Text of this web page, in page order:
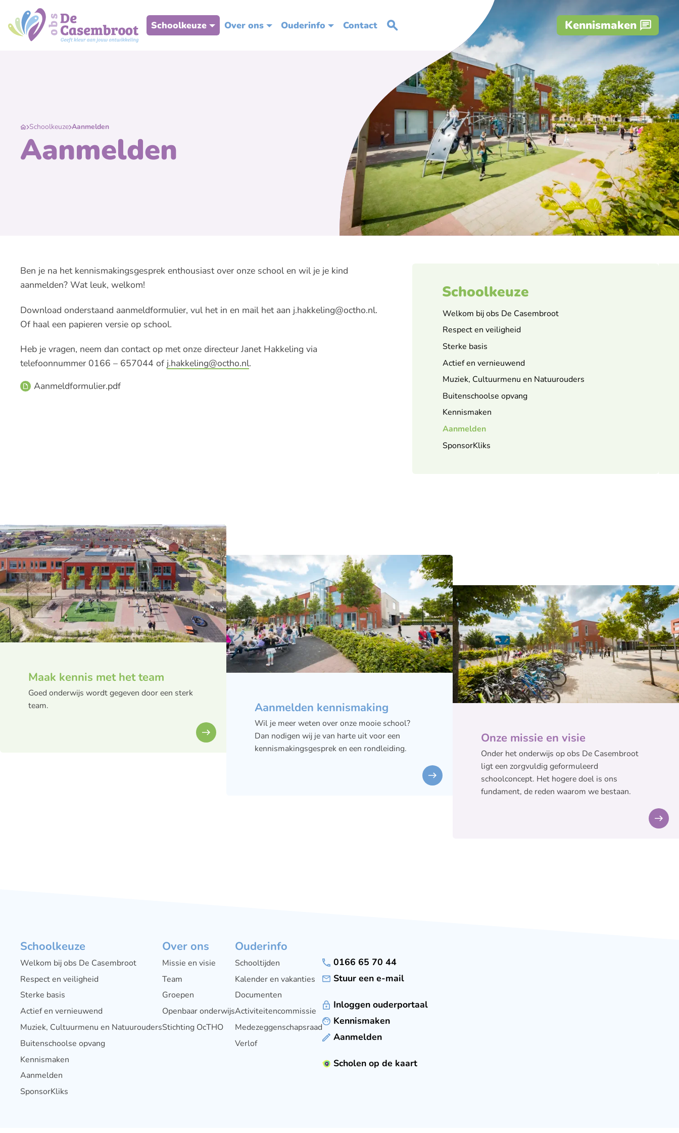
Schoolkeuze Over ons Ouderinfo Contact Kennismaken
Schoolkeuze Aanmelden
Aanmelden
Ben je na het kennismakingsgesprek enthousiast over onze school en wil je je kind
aanmelden? Wat leuk, welkom!
Download onderstaand aanmeldformulier, vul het in en mail het aan j.hakkeling@octho.nl.
Of haal een papieren versie op school.
Heb je vragen, neem dan contact op met onze directeur Janet Hakkeling via
telefoonnummer 0166 – 657044 of j.hakkeling@octho.nl.
Aanmeldformulier.pdf
Schoolkeuze
Welkom bij obs De Casembroot
Respect en veiligheid
Sterke basis
Actief en vernieuwend
Muziek, Cultuurmenu en Natuurouders
Buitenschoolse opvang
Kennismaken
Aanmelden
SponsorKliks
Maak kennis met het team
Goed onderwijs wordt gegeven door een sterk
team.
Aanmelden kennismaking
Wil je meer weten over onze mooie school?
Dan nodigen wij je van harte uit voor een
kennismakingsgesprek en een rondleiding.
Onze missie en visie
Onder het onderwijs op obs De Casembroot
ligt een zorgvuldig geformuleerd
schoolconcept. Het hogere doel is ons
fundament, de reden waarom we bestaan.
Schoolkeuze
Welkom bij obs De Casembroot
Respect en veiligheid
Sterke basis
Actief en vernieuwend
Muziek, Cultuurmenu en Natuurouders
Buitenschoolse opvang
Kennismaken
Aanmelden
SponsorKliks
Over ons
Missie en visie
Team
Groepen
Openbaar onderwijs
Stichting OcTHO
Ouderinfo
Schooltijden
Kalender en vakanties
Documenten
Activiteitencommissie
Medezeggenschapsraad
Verlof
0166 65 70 44
Stuur een e-mail
Inloggen ouderportaal
Kennismaken
Aanmelden
Scholen op de kaart